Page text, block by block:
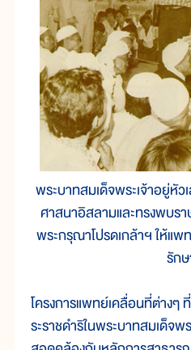
พระบาทสมเด็จพระเจ้าอยู่หั
ศาสนาอิสลามและทรงพบรา
พระกรุณาโปรดเกล้าฯ ให้แ
รัก
โครงการแพทย์เคลื่อนที่ต่างๆ
ระราชดำริในพระบาทสมเด็จ